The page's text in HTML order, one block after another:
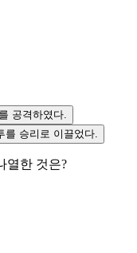
공격하였다.
를 승리로 이끌었다.
열한 것은?